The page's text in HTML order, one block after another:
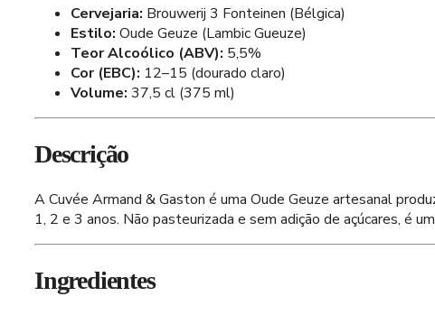
Cervejaria: Brouwerij 3 Fonteinen (Bélgica)
Estilo: Oude Geuze (Lambic Gueuze)
Teor Alcoólico (ABV): 5,5%
Cor (EBC): 12–15 (dourado claro)
Volume: 37,5 cl (375 ml)
Descrição
A Cuvée Armand & Gaston é uma Oude Geuze artesanal
1, 2 e 3 anos. Não pasteurizada e sem adição de açúcares, é
Ingredientes